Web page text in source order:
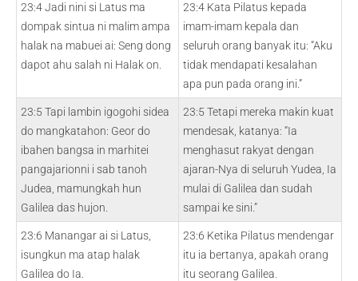
23:4 Jadi nini si Latus ma
dompak sintua ni malim ampa
halak na mabuei ai: Seng dong
dapot ahu salah ni Halak on.
23:4 Kata Pilatus kepada
imam-imam kepala dan
seluruh orang banyak itu: “Aku
tidak mendapati kesalahan
apa pun pada orang ini.”
23:5 Tapi lambin igogohi sidea
do mangkatahon: Geor do
ibahen bangsa in marhitei
pangajarionni i sab tanoh
Judea, mamungkah hun
Galilea das hujon.
23:5 Tetapi mereka makin kuat
mendesak, katanya: “Ia
menghasut rakyat dengan
ajaran-Nya di seluruh Yudea, Ia
mulai di Galilea dan sudah
sampai ke sini.”
23:6 Manangar ai si Latus,
isungkun ma atap halak
Galilea do Ia.
23:6 Ketika Pilatus mendengar
itu ia bertanya, apakah orang
itu seorang Galilea.